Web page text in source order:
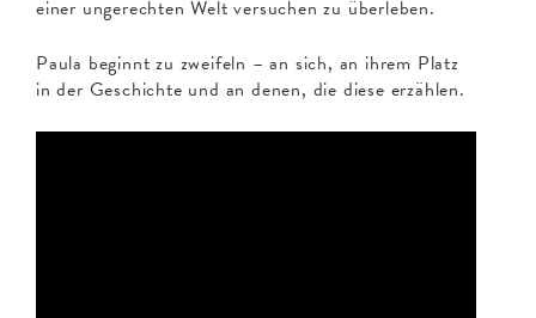
einer ungerechten Welt versuchen zu überleben.
Paula beginnt zu zweifeln – an sich, an ihrem Platz
in der Geschichte und an denen, die diese erzählen.